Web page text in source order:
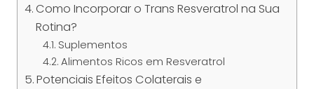
Como Incorporar o Trans Resveratrol na Sua
Rotina?
Suplementos
Alimentos Ricos em Resveratrol
Potenciais Efeitos Colaterais e